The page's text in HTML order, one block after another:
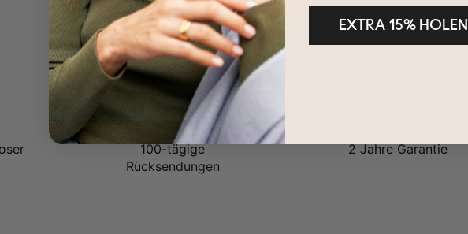
100-tägige
Rücksendungen
2 Jahre Garantie
EXTRA 15% HOLEN